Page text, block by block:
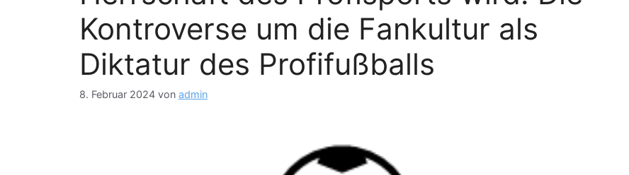
Kontroverse um die Fankultur als
Diktatur des Profifußballs
8. Februar 2024 von admin